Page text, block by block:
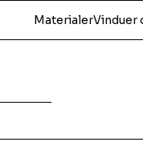
MaterialerVinduer